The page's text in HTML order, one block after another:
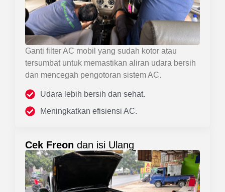
Ganti filter AC mobil yang sudah kotor atau
tersumbat untuk memastikan aliran udara bersih
dan mencegah pengotoran sistem AC.
Udara lebih bersih dan sehat.
Meningkatkan efisiensi AC.
Cek Freon dan isi Ulang